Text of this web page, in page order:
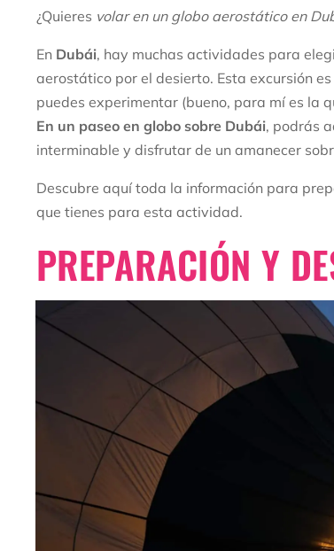
¿Quieres volar en un globo aerostático en
En Dubái, hay muchas actividades para
aerostático por el desierto. Esta excursión
puedes experimentar (bueno, para mí es la
En un paseo en globo sobre Dubái, podrás
interminable y disfrutar de un amanecer
Descubre aquí toda la información para
que tienes para esta actividad.
PREPARACIÓN Y